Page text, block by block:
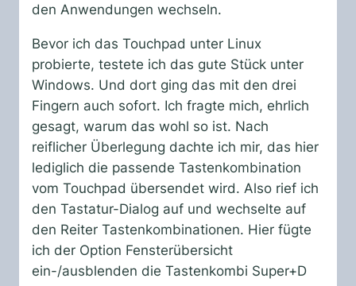
den Anwendungen wechseln.
Bevor ich das Touchpad unter Linux
probierte, testete ich das gute Stück unter
Windows. Und dort ging das mit den drei
Fingern auch sofort. Ich fragte mich, ehrlich
gesagt, warum das wohl so ist. Nach
reiflicher Überlegung dachte ich mir, das hier
lediglich die passende Tastenkombination
vom Touchpad übersendet wird. Also rief ich
den Tastatur-Dialog auf und wechselte auf
den Reiter Tastenkombinationen. Hier fügte
ich der Option Fensterübersicht
ein-/ausblenden die Tastenkombi Super+D